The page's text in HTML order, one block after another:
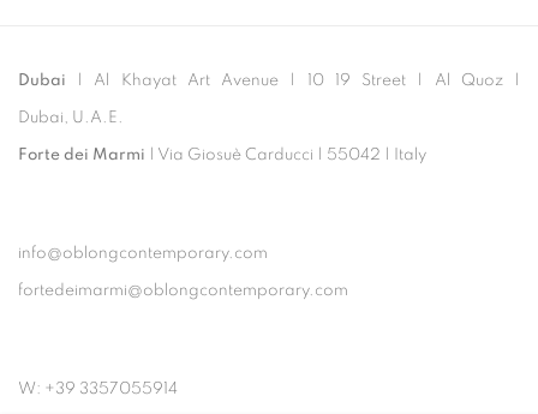
Dubai | Al Khayat Art Avenue 10 19 Street Al Quoz
Dubai, U.A.E.
Forte dei Marmi | Via Giosuè Carducci | 55042 | Italy
info@oblongcontemporary.com
fortedeimarmi@oblongcontemporary.com
W: +39 3357055914